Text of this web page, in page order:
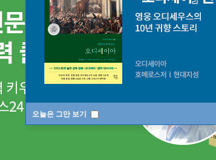
오늘은 그만 보기